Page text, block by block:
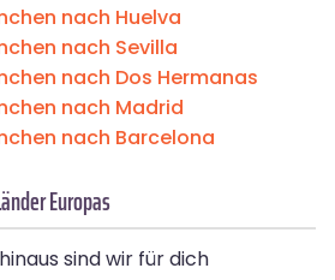
nach Huelva
nach Sevilla
nach Dos Hermanas
nach Madrid
nach Barcelona
Europas
sind wir für dich